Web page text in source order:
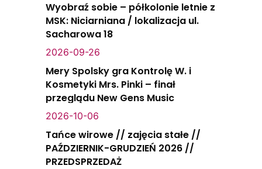
Wyobraź sobie – półkolonie letnie z
MSK: Niciarniana / lokalizacja ul.
Sacharowa 18
2026-09-26
Mery Spolsky gra Kontrolę W. i
Kosmetyki Mrs. Pinki – finał
przeglądu New Gens Music
2026-10-06
Tańce wirowe // zajęcia stałe //
PAŹDZIERNIK-GRUDZIEŃ 2026 //
PRZEDSPRZEDAŻ